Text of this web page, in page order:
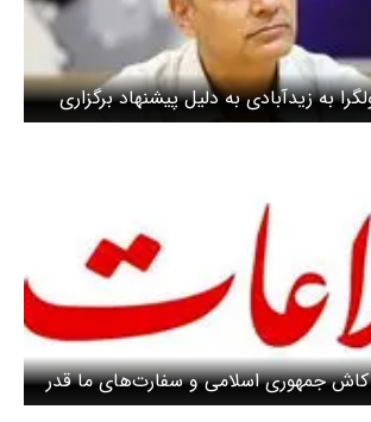
به زیدآبادی به دلیل پیشنهاد برگزاری
در دیدگاه اصلاح‌طلبان کاربرد کودتا دارد
کاش جمهوری اسلامی و سفارت‌های ما قدر
را می‌دانستند